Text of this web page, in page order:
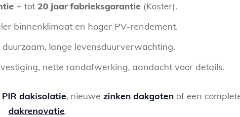
+ tot 20 jaar fabrieksgarantie(Koster).
binnenklimaat en hoger PV-rendement.
lange levensduurverwachting.
nette randafwerking, aandacht voor details.
PIR dakisolatie, nieuwe zinken dakgoten of een
dakrenovatie.